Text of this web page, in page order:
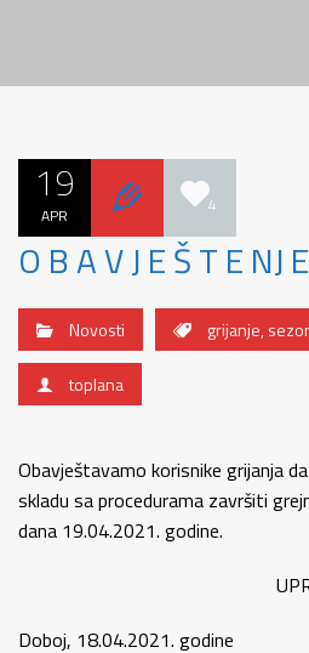
19
APR 4
O B A V J E Š T E NJ E
Novosti grijanje,
toplana
Obavještavamo korisnike grijanja
skladu sa procedurama završiti
dana 19.04.2021. godine.
Doboj, 18.04.2021. godine